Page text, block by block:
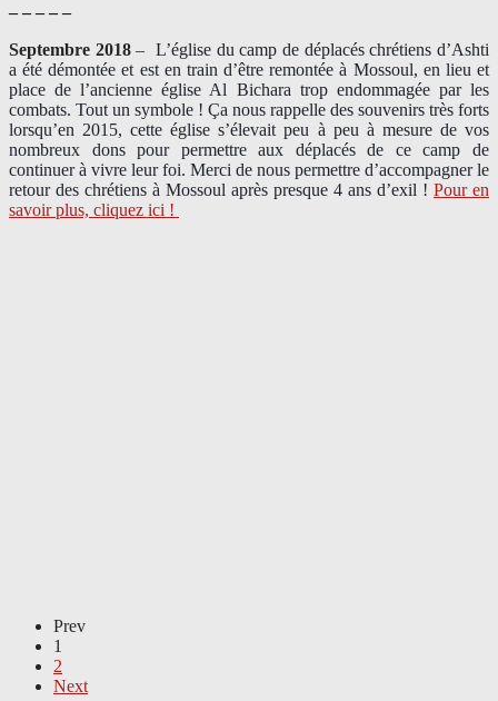
– – – – –
Septembre 2018– L’église du camp de déplacés chrétiens d’Ashti
a été démontée et est en train d’être remontée à Mossoul, en lieu et
place de l’ancienne église Al Bichara trop endommagée par les
combats. Tout un symbole ! Ça nous rappelle des souvenirs très forts
lorsqu’en 2015, cette église s’élevait peu à peu à mesure de vos
nombreux dons pour permettre aux déplacés de ce camp de
continuer à vivre leur foi. Merci de nous permettre d’accompagner le
retour des chrétiens à Mossoul après presque 4 ans d’exil ! Pour en
savoir plus, cliquez ici !
Prev
1
2
Next